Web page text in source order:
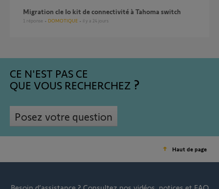
Migration cle Io kit de connectivité à Tahoma switch
1 réponse DOMOTIQUE il y a 24 jours
CE N'EST PAS CE
QUE VOUS RECHERCHEZ
Posez votre question
Haut de page